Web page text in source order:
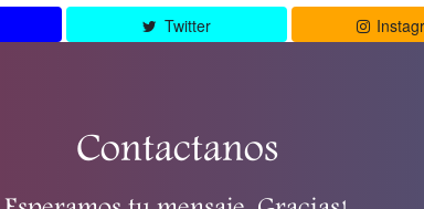
Twitter
Contactanos